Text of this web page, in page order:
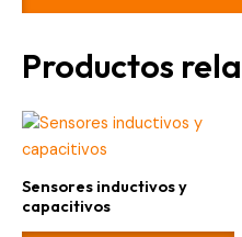
Productos
Sensores inductivos y
capacitivos